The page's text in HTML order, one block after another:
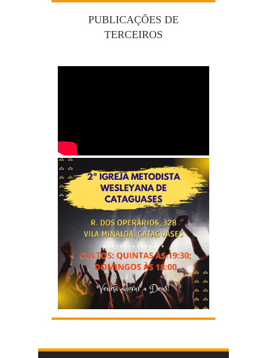
PUBLICAÇÕES DE
TERCEIROS